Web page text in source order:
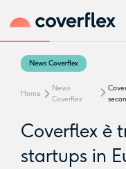
News Coverflex
Home
News
Coverflex
Coverflex è
startups in